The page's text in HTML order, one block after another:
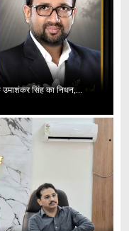
उमाशंकर सिंह का निधन,...